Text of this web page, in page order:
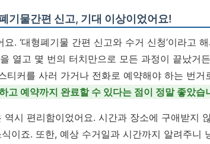
기물간편 신고, 기대 이상이었어요!
. ‘대형폐기물 간편 신고와 수거 신청’이라고
열고 몇 번의 터치만으로 모든 과정이 끝났거
티커를 사러 가거나 전화로 예약해야 하는 번거
고 예약까지 완료할 수 있다는 점이 정말 좋았습
역시 편리함이었어요. 시간과 장소에 구애받지
이죠. 또한, 예상 수거일과 시간까지 알려주니